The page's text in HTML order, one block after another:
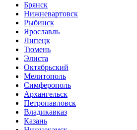
Брянск
Нижневартовск
Рыбинск
Ярославль
Липецк
Тюмень
Элиста
Октябрьский
Мелитополь
Симферополь
Архангельск
Петропавловск
Владикавказ
Казань